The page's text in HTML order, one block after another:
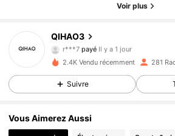
Voir plus
QIHAO3
4.88
139 Suiveurs
r***7payé Il y a 1 jour
4.88
2.4K Vendu récemment 281
Suivre
Vous Aimerez Aussi